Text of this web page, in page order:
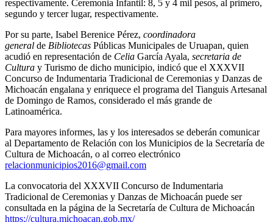
respectivamente. Ceremonia Infantil: 8, 5 y 4 mil pesos, al primero,
segundo y tercer lugar, respectivamente.
Por su parte, Isabel Berenice Pérez, coordinadora
general de Bibliotecas Públicas Municipales de Uruapan, quien
acudió en representación de Celia García Ayala, secretaria de
Cultura y Turismo de dicho municipio, indicó que el XXXVII
Concurso de Indumentaria Tradicional de Ceremonias y Danzas de
Michoacán engalana y enriquece el programa del Tianguis Artesanal
de Domingo de Ramos, considerado el más grande de
Latinoamérica.
Para mayores informes, las y los interesados se deberán comunicar
al Departamento de Relación con los Municipios de la Secretaría de
Cultura de Michoacán, o al correo electrónico
relacionmunicipios2016@gmail.com
La convocatoria del XXXVII Concurso de Indumentaria
Tradicional de Ceremonias y Danzas de Michoacán puede ser
consultada en la página de la Secretaría de Cultura de Michoacán
https://cultura.michoacan.gob.mx/